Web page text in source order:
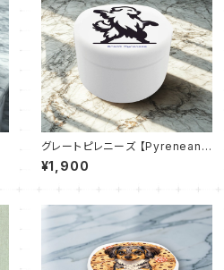
グレートピレニーズ 【Pyrenean
Groove】おでかけトリーツ缶
¥1,900